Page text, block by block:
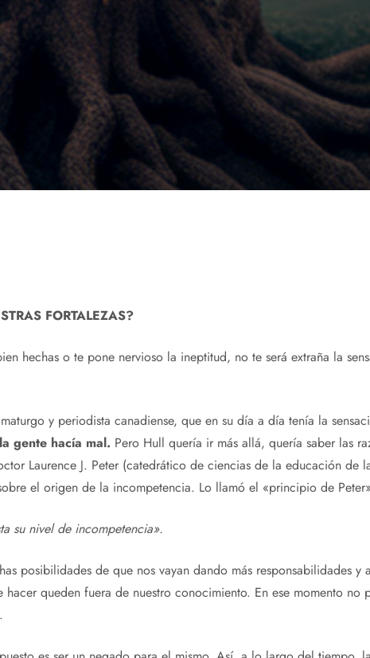
FORTALEZAS?
hechas o te pone nervioso la ineptitud, no te será extraña la
y periodista canadiense, que en su día a día tenía la
gente hacía mal. Pero Hull quería ir más allá, quería saber las
Laurence J. Peter (catedrático de ciencias de la educación de
el origen de la incompetencia. Lo llamó el «principio de
su nivel de incompetencia».
posibilidades de que nos vayan dando más responsabilidades
hacer queden fuera de nuestro conocimiento. En ese momento no